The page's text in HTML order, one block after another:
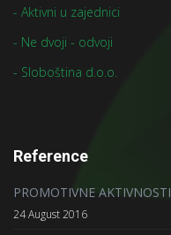
- Aktivni u zajednici
- Ne dvoji - odvoji
- Sloboština d.o.o.
Reference
PROMOTIVNE AKTIVNOSTI
24 August 2016